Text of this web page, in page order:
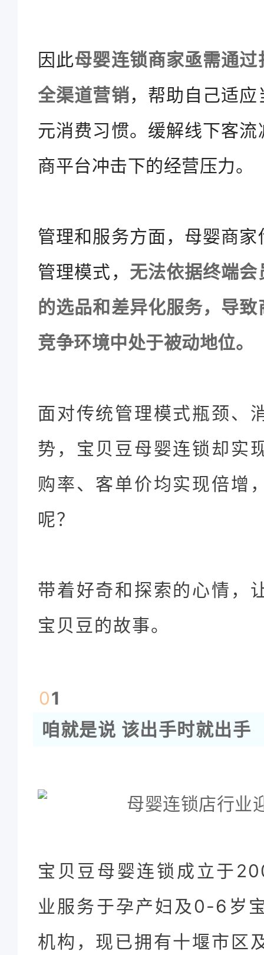
因此母婴连锁商家亟需通
全渠道营销，帮助自己适
元消费习惯。缓解线下客
商平台冲击下的经营压力。
管理和服务方面，母婴商
管理模式， 无法依据终端
的选品和差异化服务，导
竞争环境中处于被动地位。
面对传统管理模式瓶颈、
势，宝贝豆母婴连锁却实
购率、客单价均实现倍增
呢？
带着好奇和探索的心情，
宝贝豆的故事。
01
咱就是说 该出手时就出手
宝贝豆母婴连锁成立于
业服务于孕产妇及0-6岁
机构，现已拥有十堰市区